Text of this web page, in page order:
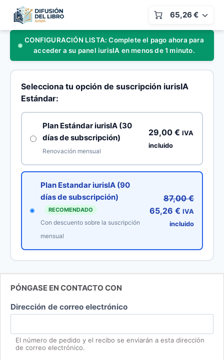
Saltar
contenido
Total
carro:
65,26 €
Pago
iurisIA
CONFIGURACIÓN LISTA: Complete el pago ahora para
acceder a su panel iurisIA en menos de 1 minuto.
Selecciona tu opción de suscripción iurisIA
Estándar:
Plan Estándar iurisIA (30
días de subscripción)
Renovación mensual
29,00€ IVA
incluido
Plan Estandar iurisIA (90
días de subscripción)
RECOMENDADO
Con descuento sobre la suscripción
mensual
87,00€
El
precio
era:
87,00 €.
65,26 € El
precio
es:
65,26 €.
IVA
incluido
Contacto
PÓNGASE EN CONTACTO CON
Dirección de correo electrónico
El número de pedido y el recibo se enviarán a esta dirección
de correo electrónico.